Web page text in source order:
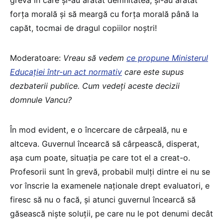
forța morală și să meargă cu forța morală până la
capăt, tocmai de dragul copiilor noștri!
Moderatoare: Vreau să vedem ce propune Ministerul
Educației într-un act normativ care este supus
dezbaterii publice. Cum vedeți aceste decizii
domnule Vancu?
În mod evident, e o încercare de cârpeală, nu e
altceva. Guvernul încearcă să cârpească, disperat,
așa cum poate, situația pe care tot el a creat-o.
Profesorii sunt în grevă, probabil mulți dintre ei nu se
vor înscrie la examenele naționale drept evaluatori, e
firesc să nu o facă, și atunci guvernul încearcă să
găsească niște soluții, pe care nu le pot denumi decât